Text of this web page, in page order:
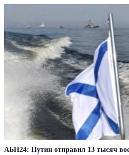
АБН24: Путин отправил 13 тысяч